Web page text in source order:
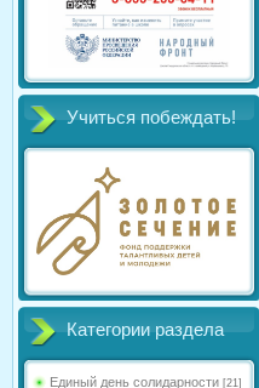
Учиться побеждать!
Категории раздела
Единый день солидарности [21]